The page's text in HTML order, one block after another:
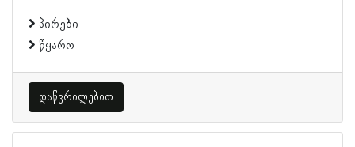
პირები
წყარო
დაწვრილებით